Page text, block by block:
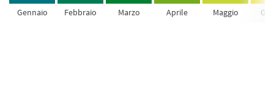
Gennaio Febbraio Marzo Aprile Maggio